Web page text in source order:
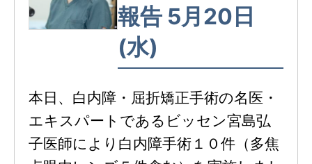
報告 5月20日
(水)
本日、白内障・屈折矯正手術の名医・
エキスパートであるビッセン宮島弘
子医師により白内障手術１０件（多焦